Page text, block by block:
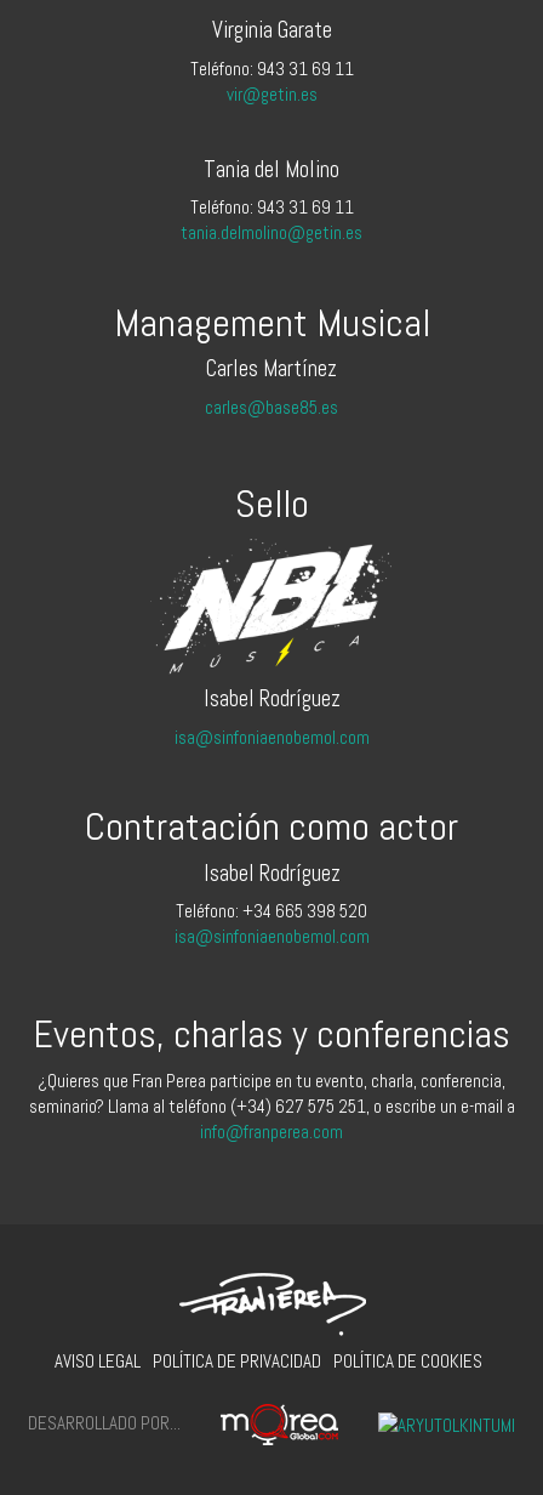
Virginia Garate
Teléfono: 943 31 69 11
vir@getin.es
Tania del Molino
Teléfono: 943 31 69 11
tania.delmolino@getin.es
Management Musical
Carles Martínez
carles@base85.es
Sello
Isabel Rodríguez
isa@sinfoniaenobemol.com
Contratación como actor
Isabel Rodríguez
Teléfono: +34 665 398 520
isa@sinfoniaenobemol.com
Eventos, charlas y conferencias
¿Quieres que Fran Perea participe en tu evento, charla, conferencia,
seminario? Llama al teléfono (+34) 627 575 251, o escribe un e-mail a
info@franperea.com
AVISO LEGAL POLÍTICA DE PRIVACIDAD POLÍTICA DE COOKIES
DESARROLLADO POR...